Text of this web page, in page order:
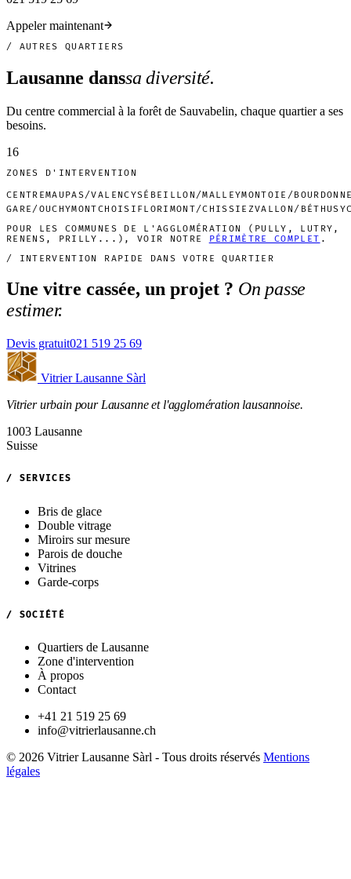
Appeler maintenant
/ AUTRES QUARTIERS
Lausanne danssa diversité.
Du centre commercial à la forêt de Sauvabelin, chaque quartier a ses
besoins.
16
ZONES D'INTERVENTION
CENTREMAUPAS/VALENCYSÉBEILLON/MALLEYMONTOIE/
GARE/OUCHYMONTCHOISI FLORIMONT/CHISSIEZVALLON/BÉTHUSY
POUR LES COMMUNES DE L'AGGLOMÉRATION (PULLY, LUTRY,
RENENS, PRILLY...), VOIR NOTRE
PÉRIMÈTRE COMPLET .
/ INTERVENTION RAPIDE DANS VOTRE QUARTIER
Une vitre cassée, un projet ? On passe
estimer.
Devis gratuit021 519 25 69
Vitrier Lausanne Sàrl
Vitrier urbain pour Lausanne et l'agglomération lausannoise.
1003 Lausanne
Suisse
/ SERVICES
Bris de glace
Double vitrage
Miroirs sur mesure
Parois de douche
Vitrines
Garde-corps
/ SOCIÉTÉ
Quartiers de Lausanne
Zone d'intervention
À propos
Contact
+41 21 519 25 69
info@vitrierlausanne.ch
© 2026 Vitrier Lausanne Sàrl - Tous droits réservés Mentions
légales